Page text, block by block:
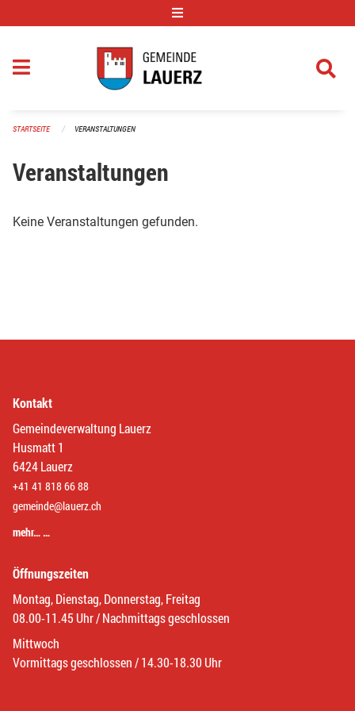
STARTSEITE VERANSTALTUNGEN
Veranstaltungen
Keine Veranstaltungen gefunden.
Kontakt
Gemeindeverwaltung Lauerz
Husmatt 1
6424 Lauerz
+41 41 818 66 88
gemeinde@lauerz.ch
mehr… …
Öffnungszeiten
Montag, Dienstag, Donnerstag, Freitag
08.00-11.45 Uhr / Nachmittags geschlossen
Mittwoch
Vormittags geschlossen / 14.30-18.30 Uhr